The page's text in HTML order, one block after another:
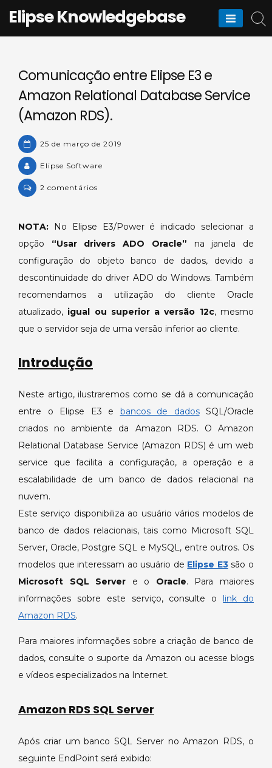
Elipse Knowledgebase
Comunicação entre Elipse E3 e
Amazon Relational Database Service
(Amazon RDS).
25 de março de 2019
Elipse Software
2 comentários
Elipse
E3
e
Amazon
Service
(Amazon
NOTA:
No Elipse E3/Power é indicado selecionar a
opção “Usar drivers ADO Oracle” na janela de
configuração do objeto banco de dados, devido a
descontinuidade do driver ADO do Windows. Também
recomendamos a utilização do cliente Oracle
atualizado, igual ou superior a versão 12c, mesmo
que o servidor seja de uma versão inferior ao cliente.
Introdução
Neste artigo, ilustraremos como se dá a comunicação
entre o Elipse E3 e
bancos de dadosSQL/Oracle
criados no ambiente da Amazon RDS. O Amazon
Relational Database Service (Amazon RDS) é um web
service que facilita a configuração, a operação e a
escalabilidade de um banco de dados relacional na
nuvem.
Este serviço disponibiliza ao usuário vários modelos de
banco de dados relacionais, tais como Microsoft SQL
Server, Oracle, Postgre SQL e MySQL, entre outros. Os
modelos que interessam ao usuário de Elipse E3são o
Microsoft SQL Server e o Oracle. Para maiores
informações sobre este serviço, consulte o
link do
Amazon RDS.
Para maiores informações sobre a criação de banco de
dados, consulte o suporte da Amazon ou acesse blogs
e vídeos especializados na Internet.
Amazon RDS SQL Server
Após criar um banco SQL Server no Amazon RDS, o
seguinte EndPoint será exibido: